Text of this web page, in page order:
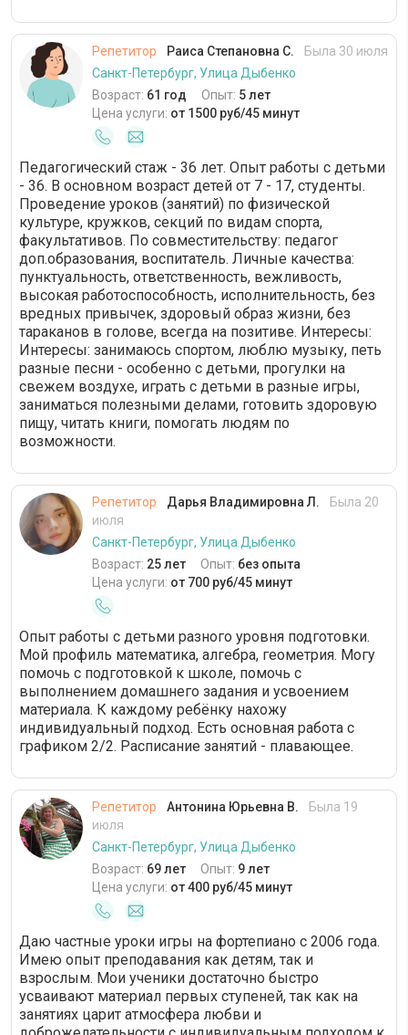
Репетитор Раиса Степановна С.
Была 30 июля
Санкт-Петербург, Улица Дыбенко
Возраст: 61 год Опыт: 5 лет
Цена услуги: от 1500 руб/45 минут
Педагогический стаж - 36 лет. Опыт работы с детьми
- 36. В основном возраст детей от 7 - 17, студенты.
Проведение уроков (занятий) по физической
культуре, кружков, секций по видам спорта,
факультативов. По совместительству: педагог
доп.образования, воспитатель. Личные качества:
пунктуальность, ответственность, вежливость,
высокая работоспособность, исполнительность, без
вредных привычек, здоровый образ жизни, без
тараканов в голове, всегда на позитиве. Интересы:
Интересы: занимаюсь спортом, люблю музыку, петь
разные песни - особенно с детьми, прогулки на
свежем воздухе, играть с детьми в разные игры,
заниматься полезными делами, готовить здоровую
пищу, читать книги, помогать людям по
возможности.
Репетитор Дарья Владимировна Л.
Была 20
июля
Санкт-Петербург, Улица Дыбенко
Возраст: 25 лет Опыт: без опыта
Цена услуги: от 700 руб/45 минут
Опыт работы с детьми разного уровня подготовки.
Мой профиль математика, алгебра, геометрия. Могу
помочь с подготовкой к школе, помочь с
выполнением домашнего задания и усвоением
материала. К каждому ребёнку нахожу
индивидуальный подход. Есть основная работа с
графиком 2/2. Расписание занятий - плавающее.
Репетитор Антонина Юрьевна В.
Была 19
июля
Санкт-Петербург, Улица Дыбенко
Возраст: 69 лет Опыт: 9 лет
Цена услуги: от 400 руб/45 минут
Даю частные уроки игры на фортепиано с 2006 года.
Имею опыт преподавания как детям, так и
взрослым. Мои ученики достаточно быстро
усваивают материал первых ступеней, так как на
занятиях царит атмосфера любви и